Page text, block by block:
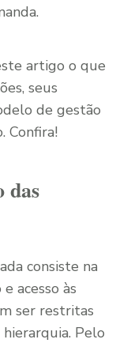
artigo o que
seus
de gestão
Confira!
das
consiste na
acesso às
ser restritas
Pelo